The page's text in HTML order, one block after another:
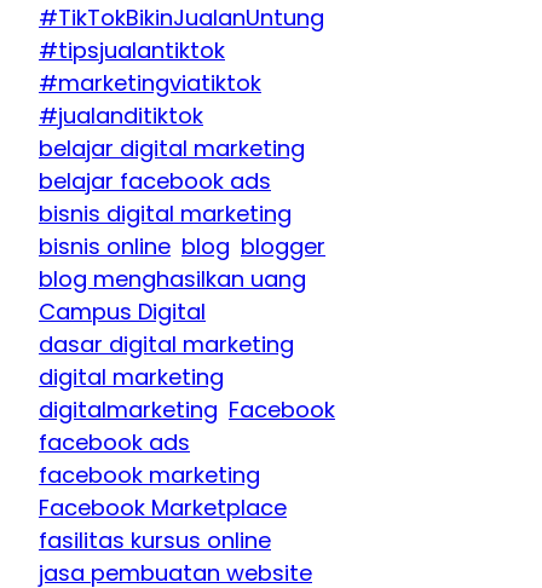
#TikTokBikinJualanUntung
#tipsjualantiktok
#marketingviatiktok
#jualanditiktok
belajar digital marketing
belajar facebook ads
bisnis digital marketing
bisnis online blog blogger
blog menghasilkan uang
Campus Digital
dasar digital marketing
digital marketing
digitalmarketing Facebook
facebook ads
facebook marketing
Facebook Marketplace
fasilitas kursus online
jasa pembuatan website